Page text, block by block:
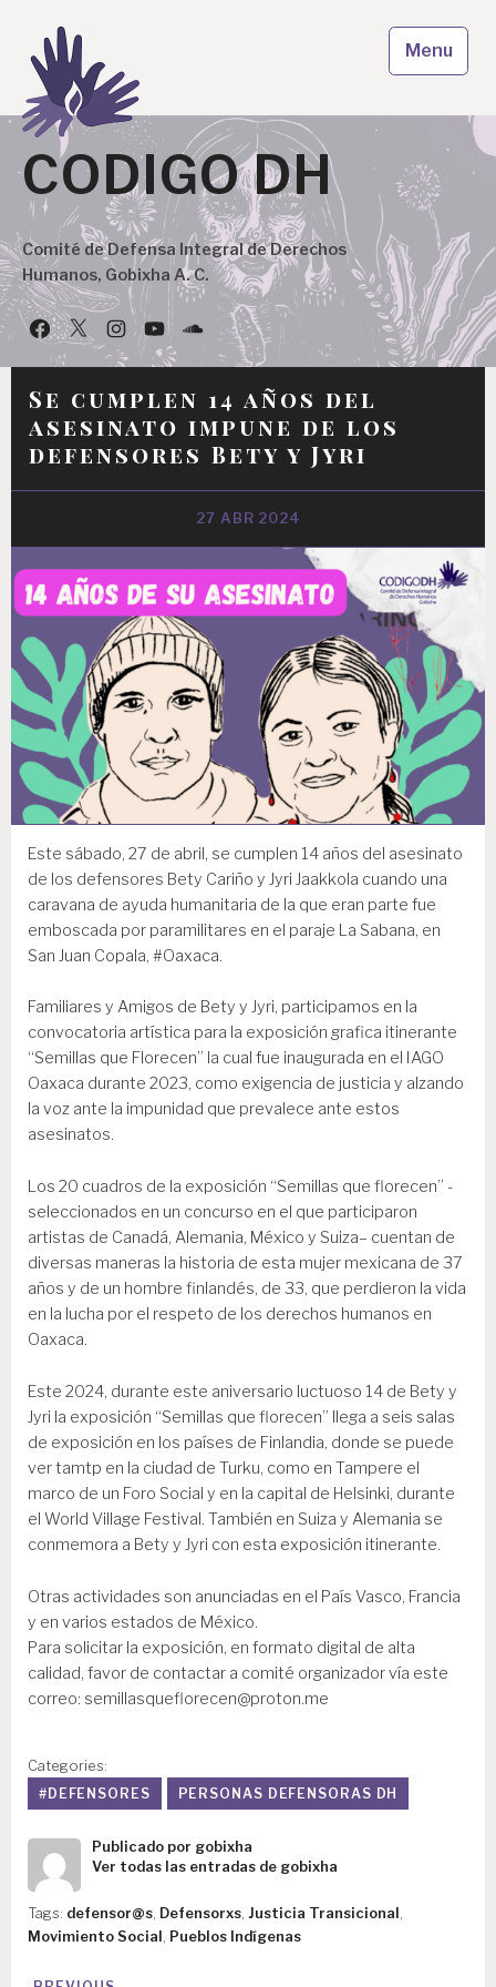
content
CODIGO DH
Comité de Defensa Integral de Derechos
Humanos, Gobixha A. C.
FacebookTwitterInstagramYouTubePodcast
Menu
Se cumplen 14 años del
asesinato impune de los
defensores Bety y Jyri
27 ABR 2024
Este sábado, 27 de abril, se cumplen 14 años del asesinato
de los defensores Bety Cariño y Jyri Jaakkola cuando una
caravana de ayuda humanitaria de la que eran parte fue
emboscada por paramilitares en el paraje La Sabana, en
San Juan Copala, #Oaxaca.
Familiares y Amigos de Bety y Jyri, participamos en la
convocatoria artística para la exposición grafica itinerante
“Semillas que Florecen” la cual fue inaugurada en el IAGO
Oaxaca durante 2023, como exigencia de justicia y alzando
la voz ante la impunidad que prevalece ante estos
asesinatos.
Los 20 cuadros de la exposición “Semillas que florecen” -
seleccionados en un concurso en el que participaron
artistas de Canadá, Alemania, México y Suiza– cuentan de
diversas maneras la historia de esta mujer mexicana de 37
años y de un hombre finlandés, de 33, que perdieron la vida
en la lucha por el respeto de los derechos humanos en
Oaxaca.
Este 2024, durante este aniversario luctuoso 14 de Bety y
Jyri la exposición “Semillas que florecen” llega a seis salas
de exposición en los países de Finlandia, donde se puede
ver tamtp en la ciudad de Turku, como en Tampere el
marco de un Foro Social y en la capital de Helsinki, durante
el World Village Festival. También en Suiza y Alemania se
conmemora a Bety y Jyri con esta exposición itinerante.
Otras actividades son anunciadas en el País Vasco, Francia
y en varios estados de México.
Para solicitar la exposición, en formato digital de alta
calidad, favor de contactar a comité organizador vía este
correo: semillasqueflorecen@proton.me
Categories:
#DEFENSORES
PERSONAS DEFENSORAS DH
Publicado por gobixha
Ver todas las entradas de gobixha
Tags: defensor@s Defensorxs Justicia Transicional
Movimiento Social Pueblos Indígenas